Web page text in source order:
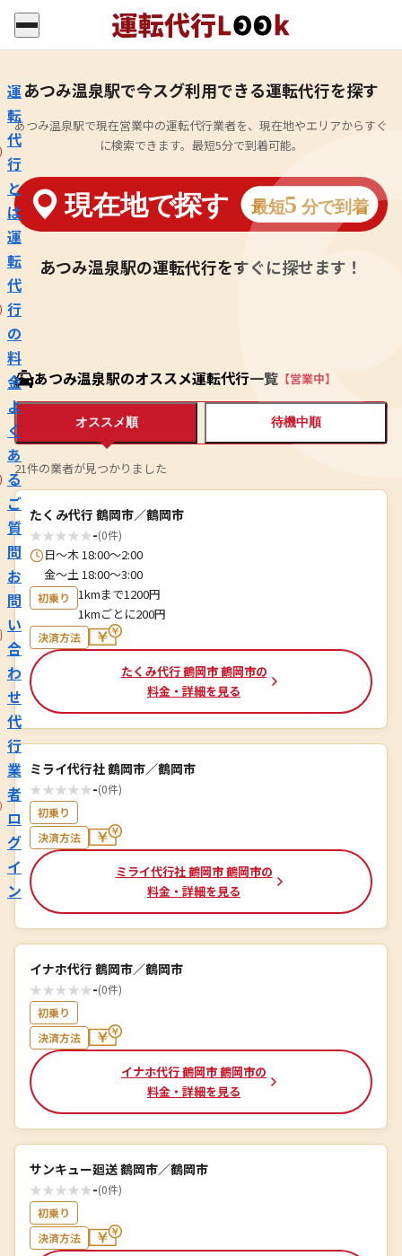
運
転
代
行
と
は
運
転
代
行
の
料
金
よ
く
あ
る
ご
質
問
お
問
い
合
わ
せ
代
行
業
者
ロ
グ
イ
ン
あつみ温泉駅で今スグ利用できる運転代行を探す
あつみ温泉駅で現在営業中の運転代行業者を、現在地やエリアからすぐ
に検索できます。最短5分で到着可能。
あつみ温泉駅の運転代行をすぐに探せます！
あつみ温泉駅のオススメ運転代行一覧 【営業中】
オススメ順 待機中順
21件の業者が見つかりました
たくみ代行 鶴岡市／鶴岡市
★★★★★-(0件)
日〜木 18:00〜2:00
金〜土 18:00〜3:00
初乗り
1kmまで1200円
1kmごとに200円
決済方法
たくみ代行 鶴岡市 鶴岡市の
料金・詳細を見る
ミライ代行社 鶴岡市／鶴岡市
★★★★★-(0件)
初乗り
決済方法
ミライ代行社 鶴岡市 鶴岡市の
料金・詳細を見る
イナホ代行 鶴岡市／鶴岡市
★★★★★-(0件)
初乗り
決済方法
イナホ代行 鶴岡市 鶴岡市の
料金・詳細を見る
サンキュー廻送 鶴岡市／鶴岡市
★★★★★-(0件)
初乗り
決済方法